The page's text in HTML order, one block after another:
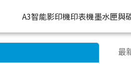
惠普台灣原廠購物網
A3智能影印機印表機墨水匣與
墨
最